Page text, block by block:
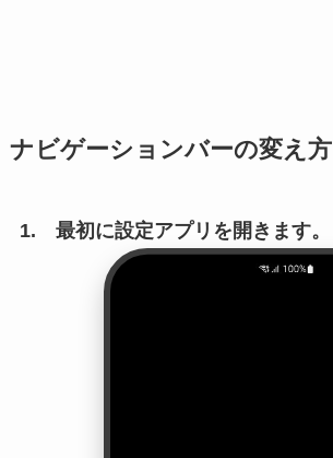
ナビゲーションバーの変え方
1. 最初に設定アプリを開きます。